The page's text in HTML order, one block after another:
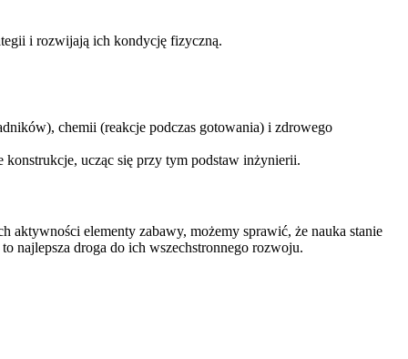
i rozwijają ich kondycję fizyczną.
chemii (reakcje podczas gotowania) i zdrowego
ucząc się przy tym podstaw inżynierii.
aktywności elementy zabawy, możemy sprawić, że nauka stanie
najlepsza droga do ich wszechstronnego rozwoju.